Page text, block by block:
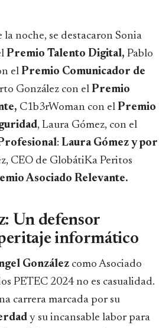
noche, se destacaron Sonia
Premio Talento Digital, Pablo
el Premio Comunicador de
González con el Premio
C1b3rWoman con el Premio
, Laura Gómez, con el
: Laura Gómez y por
CEO de GlobátiKa Peritos
Asociado Relevante.
Un defensor
informático
González como Asociado
PETEC 2024 no es casualidad.
carrera marcada por su
y su incansable labor para